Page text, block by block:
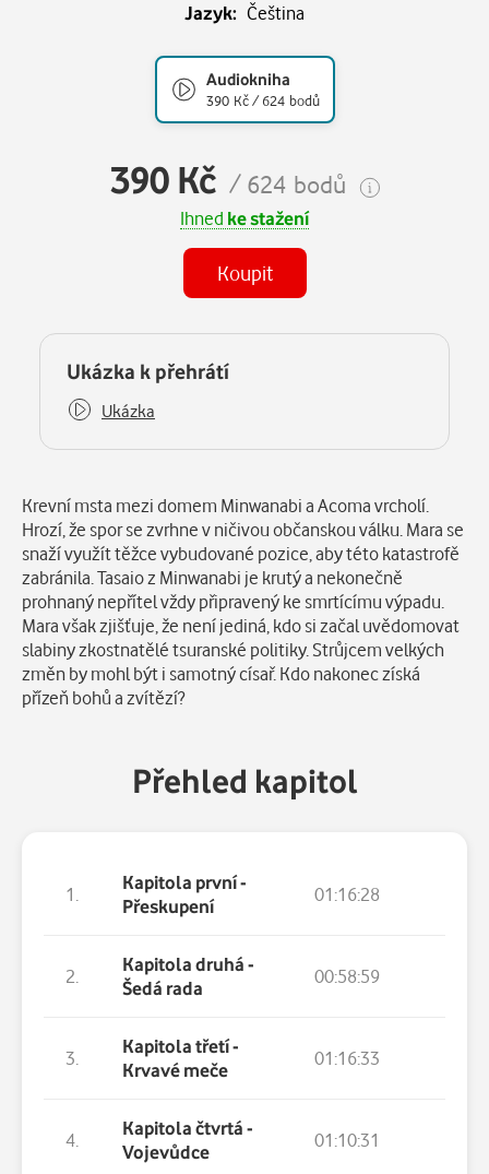
Jazyk: Čeština
Audiokniha
390 Kč / 624 bodů
390 Kč / 624 bodů
Ihned ke stažení
Koupit
Některé kapitoly již máte zakoupeny.
Ukázka k přehrátí
Ukázka
Popis
Krevní msta mezi domem Minwanabi a Acoma vrcholí.
Hrozí, že spor se zvrhne v ničivou občanskou válku. Mara se
snaží využít těžce vybudované pozice, aby této katastrofě
zabránila. Tasaio z Minwanabi je krutý a nekonečně
prohnaný nepřítel vždy připravený ke smrtícímu výpadu.
Mara však zjišťuje, že není jediná, kdo si začal uvědomovat
slabiny zkostnatělé tsuranské politiky. Strůjcem velkých
změn by mohl být i samotný císař. Kdo nakonec získá
přízeň bohů a zvítězí?
Přehled kapitol
1.
Kapitola první -
Přeskupení
01:16:28
2.
Kapitola druhá -
Šedá rada
00:58:59
3.
Kapitola třetí -
Krvavé meče
01:16:33
4.
Kapitola čtvrtá -
Vojevůdce
01:10:31